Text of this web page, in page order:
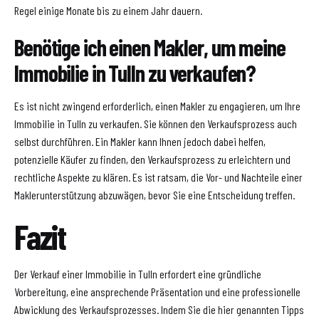
Regel einige Monate bis zu einem Jahr dauern.
Benötige ich einen Makler, um meine
Immobilie in Tulln zu verkaufen?
Es ist nicht zwingend erforderlich, einen Makler zu engagieren, um Ihre
Immobilie in Tulln zu verkaufen. Sie können den Verkaufsprozess auch
selbst durchführen. Ein Makler kann Ihnen jedoch dabei helfen,
potenzielle Käufer zu finden, den Verkaufsprozess zu erleichtern und
rechtliche Aspekte zu klären. Es ist ratsam, die Vor- und Nachteile einer
Maklerunterstützung abzuwägen, bevor Sie eine Entscheidung treffen.
Fazit
Der Verkauf einer Immobilie in Tulln erfordert eine gründliche
Vorbereitung, eine ansprechende Präsentation und eine professionelle
Abwicklung des Verkaufsprozesses. Indem Sie die hier genannten Tipps